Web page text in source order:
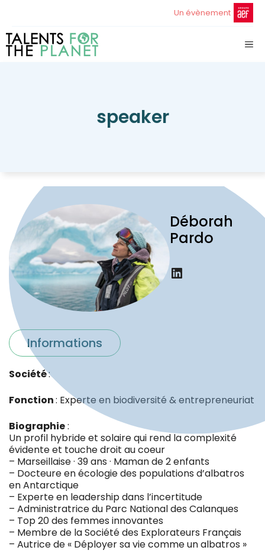
Un évènement
speaker
Déborah
Pardo
LinkedIn
Informations
Société:
Fonction: Experte en biodiversité & entrepreneuriat
Biographie:
Un profil hybride et solaire qui rend la complexité
évidente et touche droit au coeur
– Marseillaise · 39 ans · Maman de 2 enfants
– Docteure en écologie des populations d’albatros
en Antarctique
– Experte en leadership dans l’incertitude
– Administratrice du Parc National des Calanques
– Top 20 des femmes innovantes
– Membre de la Société des Explorateurs Français
– Autrice de « Déployer sa vie comme un albatros »